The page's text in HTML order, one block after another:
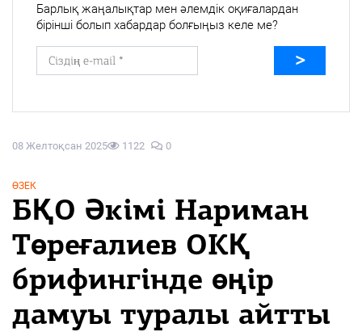
08 Желтоқсан 2025 1122 0
ӨЗЕК
БҚО Әкімі Нариман
Төреғалиев ОКҚ
брифингінде өңір
дамуы туралы айтты
Барлық жаңалықтар мен әлемдік оқиғалардан
бірінші болып хабардар болғыңыз келе ме?